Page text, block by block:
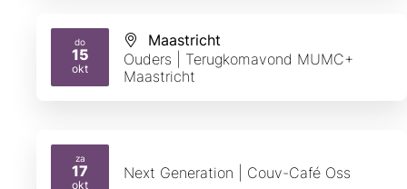
do
15
okt
2026
Maastricht
Ouders | Terugkomavond MUMC+
Maastricht
za
17
okt
2026 Next Generation | Couv-Café Oss